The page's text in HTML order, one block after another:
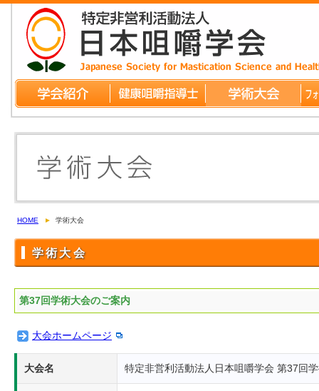
HOME 学術大会
学術大会
第37回学術大会のご案内
大会ホームページ
大会名 特定非営利活動法人日本咀嚼学会 第37回